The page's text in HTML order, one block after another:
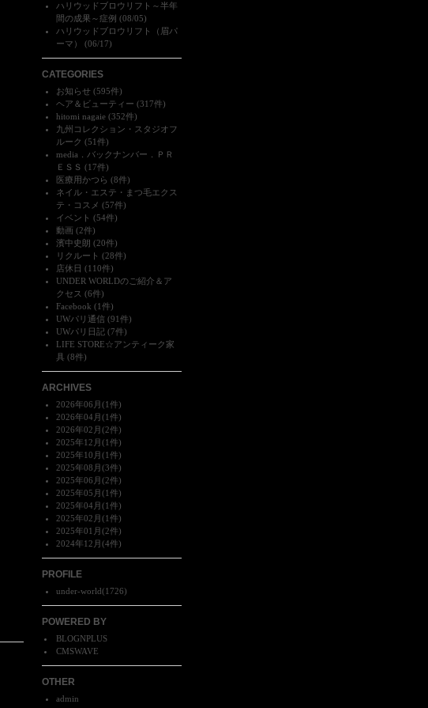
ハリウッドブロウリフト～半年
間の成果～症例 (08/05)
ハリウッドブロウリフト（眉パ
ーマ） (06/17)
CATEGORIES
お知らせ (595件)
ヘア＆ビューティー (317件)
hitomi nagaie (352件)
九州コレクション・スタジオフ
ルーク (51件)
media．バックナンバー．ＰＲ
ＥＳＳ (17件)
医療用かつら (8件)
ネイル・エステ・まつ毛エクス
テ・コスメ (57件)
イベント (54件)
動画 (2件)
濱中史朗 (20件)
リクルート (28件)
店休日 (110件)
UNDER WORLDのご紹介＆ア
クセス (6件)
Facebook (1件)
UWパリ通信 (91件)
UWパリ日記 (7件)
LIFE STORE☆アンティーク家
具 (8件)
ARCHIVES
2026年06月(1件)
2026年04月(1件)
2026年02月(2件)
2025年12月(1件)
2025年10月(1件)
2025年08月(3件)
2025年06月(2件)
2025年05月(1件)
2025年04月(1件)
2025年02月(1件)
2025年01月(2件)
2024年12月(4件)
PROFILE
under-world(1726)
POWERED BY
BLOGNPLUS
CMSWAVE
OTHER
admin